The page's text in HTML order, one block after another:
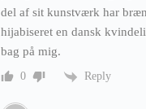
del af sit kunstværk har
hijabiseret en dansk
bag på mig.
0 Reply